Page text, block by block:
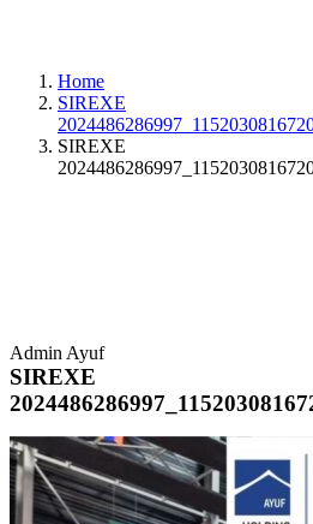
Home
SIREXE
SIREXE
Admin Ayuf
SIREXE